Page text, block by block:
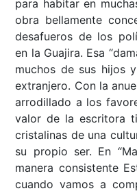
para habitar en
obra bellamente
desafueros de los
en la Guajira. Esa
muchos de sus hijos
extranjero. Con la
arrodillado a los
valor de la escritora
cristalinas de una
su propio ser. En
manera consistente
cuando vamos a